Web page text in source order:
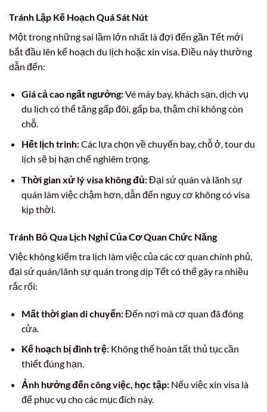
Tránh Lập Kế Hoạch Quá Sát Nút
Một trong những sai lầm lớn nhất là đợi đến gần Tết mới
bắt đầu lên kế hoạch du lịch hoặc xin visa. Điều này thường
dẫn đến:
Giá cả cao ngất ngưởng:Vé máy bay, khách sạn, dịch vụ
du lịch có thể tăng gấp đôi, gấp ba, thậm chí không còn
chỗ.
Hết lịch trình:Các lựa chọn về chuyến bay, chỗ ở, tour du
lịch sẽ bị hạn chế nghiêm trọng.
Thời gian xử lý visa không đủ:Đại sứ quán và lãnh sự
quán làm việc chậm hơn, dẫn đến nguy cơ không có visa
kịp thời.
Tránh Bỏ Qua Lịch Nghỉ Của Cơ Quan Chức Năng
Việc không kiểm tra lịch làm việc của các cơ quan chính phủ,
đại sứ quán/lãnh sự quán trong dịp Tết có thể gây ra nhiều
rắc rối:
Mất thời gian di chuyển:Đến nơi mà cơ quan đã đóng
cửa.
Kế hoạch bị đình trệ:Không thể hoàn tất thủ tục cần
thiết đúng hạn.
Ảnh hưởng đến công việc, học tập:Nếu việc xin visa là
để phục vụ cho các mục đích này.